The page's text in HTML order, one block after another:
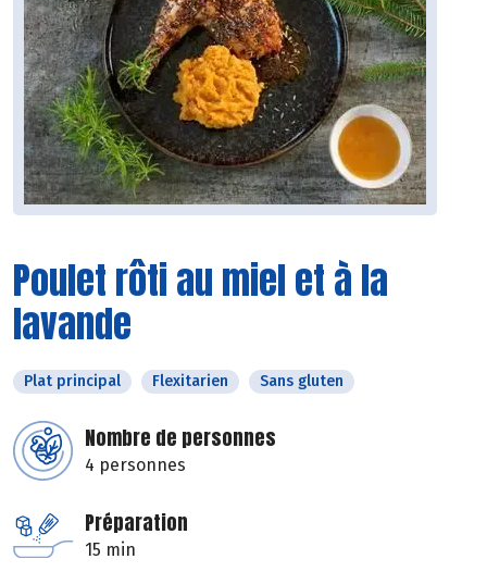
Poulet rôti au miel et à la
lavande
Plat principal Flexitarien Sans gluten
Nombre de personnes
4 personnes
Préparation
15 min